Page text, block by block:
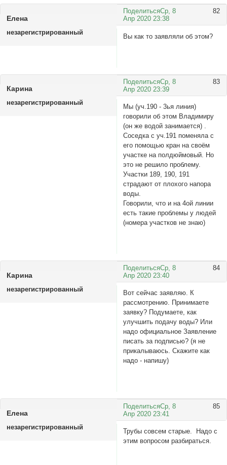
Поделиться 82
Ср, 8
Апр 2020 23:38
Елена
незарегистрированный
Вы как то заявляли об этом?
Поделиться 83
Ср, 8
Апр 2020 23:39
Карина
незарегистрированный
Мы (уч.190 - 3ья линия)
говорили об этом Владимиру
(он же водой занимается) .
Соседка с уч.191 поменяла с
его помощью кран на своём
участке на полдюймовый. Но
это не решило проблему.
Участки 189, 190, 191
страдают от плохого напора
воды.
Говорили, что и на 4ой линии
есть такие проблемы у людей
(номера участков не знаю)
Поделиться 84
Ср, 8
Апр 2020 23:40
Карина
незарегистрированный
Вот сейчас заявляю. К
рассмотрению. Принимаете
заявку? Подумаете, как
улучшить подачу воды? Или
надо официальное Заявление
писать за подписью? (я не
прикалываюсь. Скажите как
надо - напишу)
Поделиться 85
Ср, 8
Апр 2020 23:41
Елена
незарегистрированный
Трубы совсем старые. Надо с
этим вопросом разбираться.